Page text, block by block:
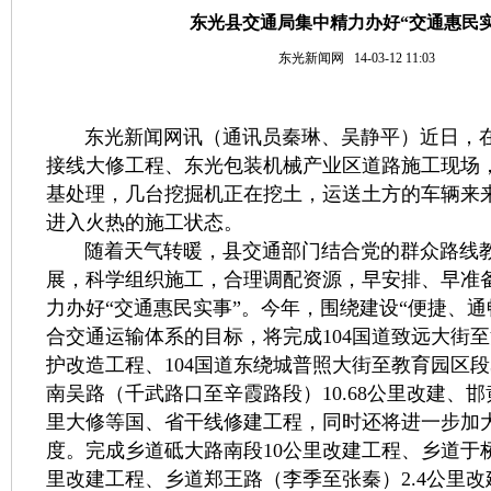
东光县交通局集中精力办好“交通惠民
东光新闻网 14-03-12 11:03
东光新闻网讯（通讯员秦琳、吴静平）近日，
接线大修工程、东光包装机械产业区道路施工现场
基处理，几台挖掘机正在挖土，运送土方的车辆来
进入火热的施工状态。
随着天气转暖，县交通部门结合党的群众路线
展，科学组织施工，合理调配资源，早安排、早准
力办好“交通惠民实事”。今年，围绕建设“便捷、
合交通运输体系的目标，将完成104国道致远大街
护改造工程、104国道东绕城普照大街至教育园区
南吴路（千武路口至辛霞路段）10.68公里改建、
里大修等国、省干线修建工程，同时还将进一步加
度。完成乡道砥大路南段10公里改建工程、乡道于
里改建工程、乡道郑王路（李季至张秦）2.4公里